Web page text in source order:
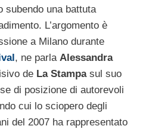
subendo una battuta
L’argomento è
a Milano durante
, ne parla Alessandra
de La Stampasul suo
di posizione di autorevoli
cui lo sciopero degli
del 2007 ha rappresentato